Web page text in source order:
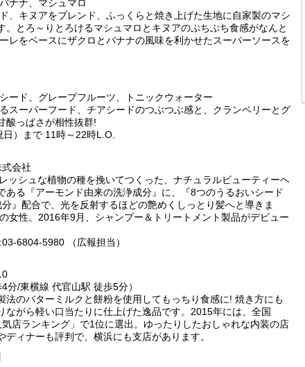
ナナ、マシュマロ
、キヌアをブレンド、ふっくらと焼き上げた生地に自家製のマシ
。とろ～りとろけるマシュマロとキヌアのぷちぷち食感がなんと
レをベースにザクロとバナナの風味を利かせたスーパーソースを
ード、グレープフルーツ、トニックウォーター
スーパーフード、チアシードのつぶつぶ感と、クランベリーとグ
酸っぱさが相性抜群!
）まで 11時～22時L.O.
会社
ッシュな植物の種を挽いてつくった、ナチュラルビューティーヘ
ある『アーモンド由来の洗浄成分』に、『8つのうるおいシード
』配合で、光を反射するほどの艶めくしっとり髪へと導きま
女性。2016年9月、シャンプー＆トリートメント製品がデビュー
6804-5980 （広報担当）
分/東横線 代官山駅 徒歩5分）
法のバターミルクと餅粉を使用してもっちり食感に! 焼き方にも
ながら軽い口当たりに仕上げた逸品です。2015年には、全国
店ランキング」で1位に選出。ゆったりしたおしゃれな内装の店
ィナーも評判で、横浜にも支店があります。